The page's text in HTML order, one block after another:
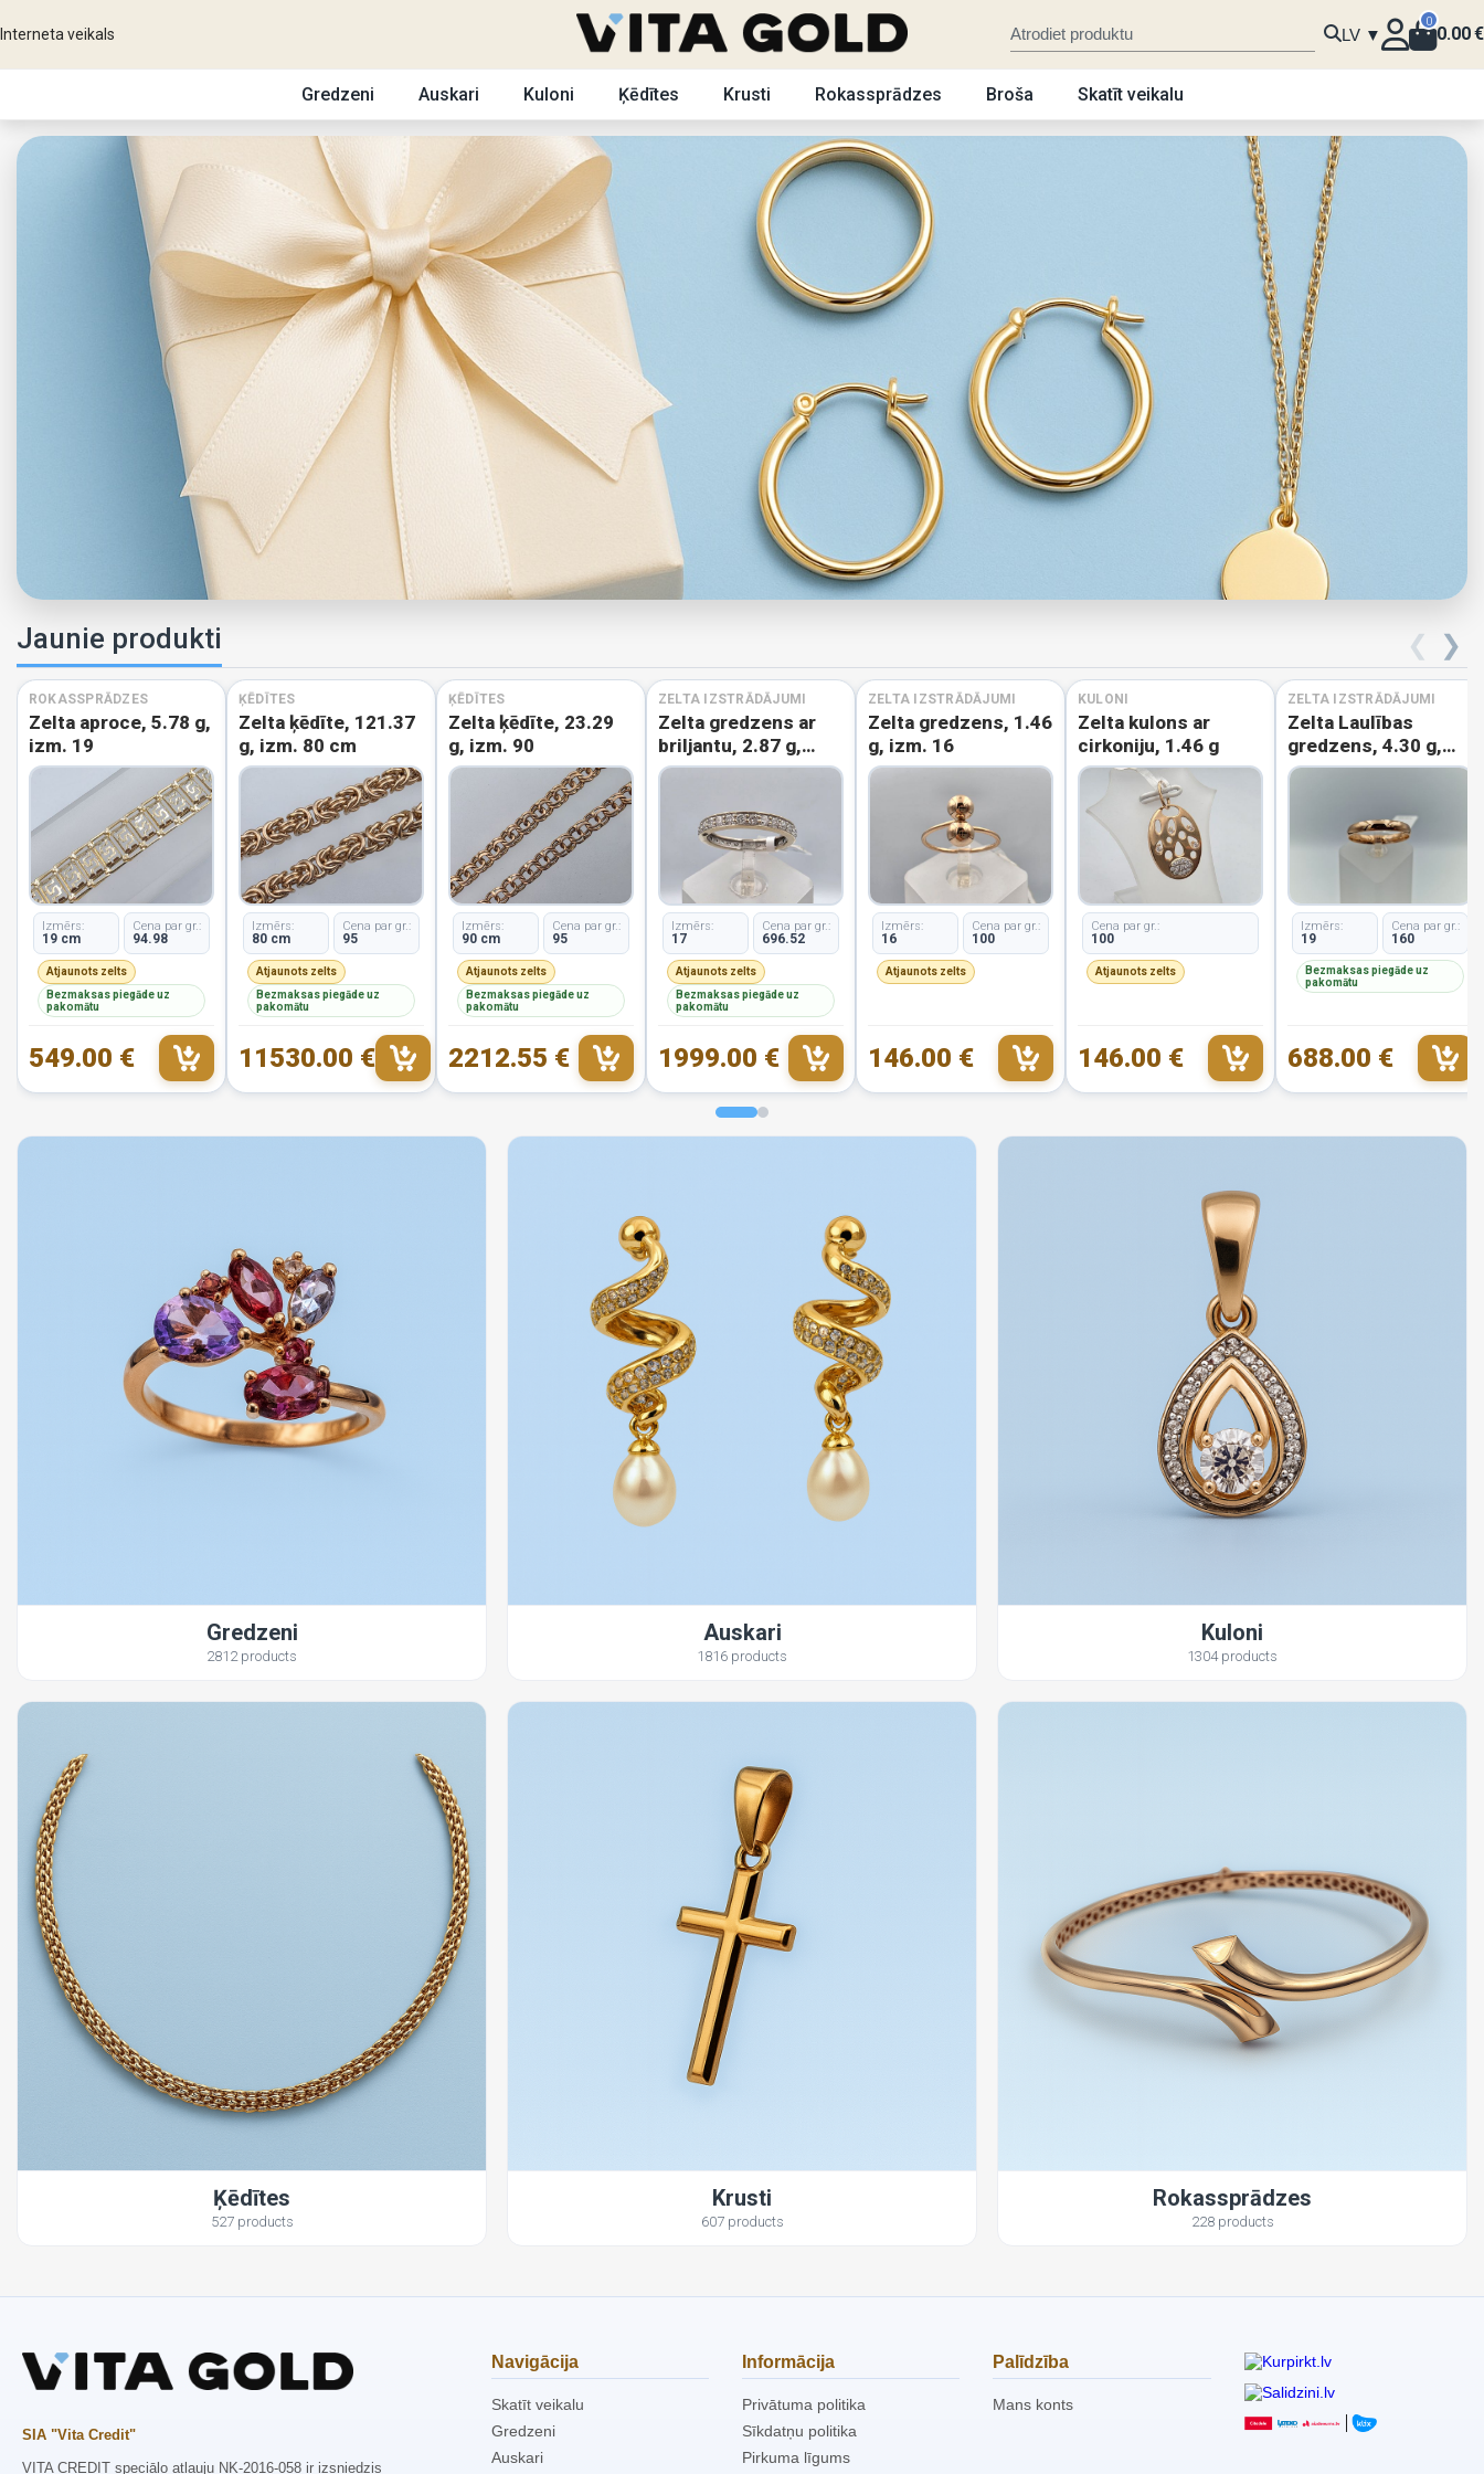
Interneta veikals LV ▼
0
0.00€
Gredzeni Auskari Kuloni Ķēdītes Krusti Rokassprādzes Broša Skatīt veikalu
Jaunie produkti ❮ ❯
ROKASSPRĀDZES
Zelta aproce, 5.78 g,
izm. 19
Izmērs:
19 cm
Cena par gr.:
94.98
Atjaunots zelts
Bezmaksas piegāde uz
pakomātu
549.00 €
ĶĒDĪTES
Zelta ķēdīte, 121.37
g, izm. 80 cm
Izmērs:
80 cm
Cena par gr.:
95
Atjaunots zelts
Bezmaksas piegāde uz
pakomātu
11530.00 €
ĶĒDĪTES
Zelta ķēdīte, 23.29
g, izm. 90
Izmērs:
90 cm
Cena par gr.:
95
Atjaunots zelts
Bezmaksas piegāde uz
pakomātu
2212.55 €
ZELTA IZSTRĀDĀJUMI
Zelta gredzens ar
briljantu, 2.87 g,
izm. 17
Izmērs:
17
Cena par gr.:
696.52
Atjaunots zelts
Bezmaksas piegāde uz
pakomātu
1999.00 €
ZELTA IZSTRĀDĀJUMI
Zelta gredzens, 1.46
g, izm. 16
Izmērs:
16
Cena par gr.:
100
Atjaunots zelts
146.00 €
KULONI
Zelta kulons ar
cirkoniju, 1.46 g
Cena par gr.:
100
Atjaunots zelts
146.00 €
ZELTA IZSTRĀDĀJUMI
Zelta Laulības
gredzens, 4.30 g,
izm. 19
Izmērs:
19
Cena par gr.:
160
Bezmaksas piegāde uz
pakomātu
688.00 €
Gredzeni
2812 products
Auskari
1816 products
Kuloni
1304 products
Ķēdītes
527 products
Krusti
607 products
Rokassprādzes
228 products
SIA "Vita Credit"
VITA CREDIT speciālo atļauju NK-2016-058 ir izsniedzis
Navigācija
Skatīt veikalu
Gredzeni
Auskari
Informācija
Privātuma politika
Sīkdatņu politika
Pirkuma līgums
Palīdzība
Mans konts